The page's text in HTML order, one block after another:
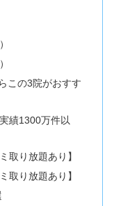
この3院がおすす
績1300万件以
取り放題あり】
取り放題あり】